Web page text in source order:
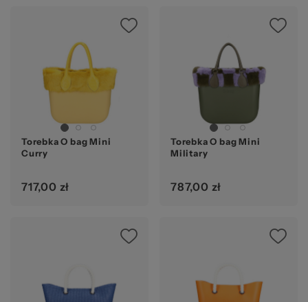
Torebka O bag Mini
Curry
717,00 zł
Torebka O bag Mini
Military
787,00 zł